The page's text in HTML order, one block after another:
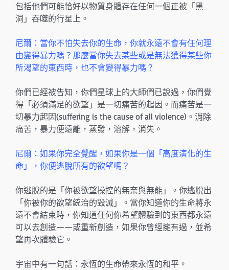
包括他們可能恰好以物質身體存在任何一個正被「黑
洞」吞噬的行星上。
尼爾：當你不怕失去你的生命，你就永遠不會有任何理
由變得暴力嗎？那麼當你失去某些或是無法獲得某些你
所渴望的東西時，也不會變得暴力嗎？
你們已經被告知，你們星球上的大師們已說過，你們覺
得「必須滿足的欲望」是一切痛苦的起因。而痛苦是一
切暴力起因(suffering is the cause of all violence)。消除
痛苦，暴力便遠離，蒸發，溶解，消失。
尼爾：如果你完全覺醒，如果你是一個「高度演化的生
命」，你便逃脫所有的欲望嗎？
你逃脫的是「你被欲望操控的無奈與無能」。你逃脫出
「你被你的欲望統治的毀滅」。當你知道你的生命將永
遠不會結束時，你知道任何你希望體驗到的東西都永遠
可以去創造——或重新創造，如果你曾經擁有過，並希
望再次體驗它。
宇宙中有一句話：永恆的生命帶來永恆的和平。